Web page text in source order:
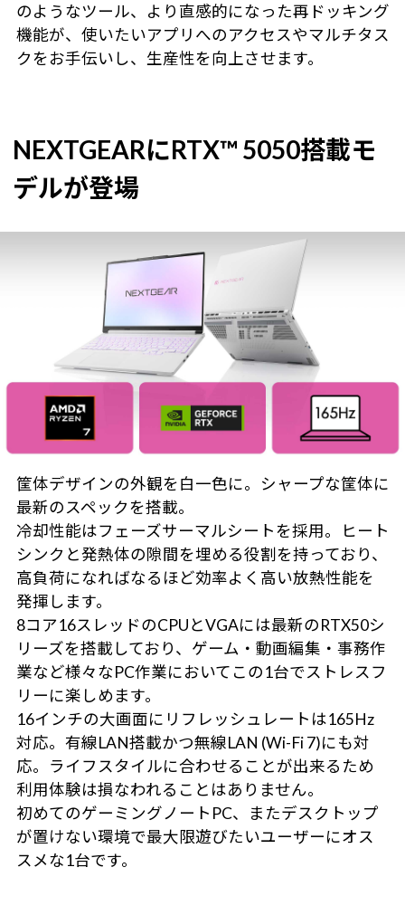
のようなツール、より直感的になった再ドッキング
機能が、使いたいアプリへのアクセスやマルチタス
クをお手伝いし、生産性を向上させます。
NEXTGEARにRTX™ 5050搭載モ
デルが登場
筐体デザインの外観を白一色に。シャープな筐体に
最新のスペックを搭載。
冷却性能はフェーズサーマルシートを採用。ヒート
シンクと発熱体の隙間を埋める役割を持っており、
高負荷になればなるほど効率よく高い放熱性能を
発揮します。
8コア16スレッドのCPUとVGAには最新のRTX50シ
リーズを搭載しており、ゲーム・動画編集・事務作
業など様々なPC作業においてこの1台でストレスフ
リーに楽しめます。
16インチの大画面にリフレッシュレートは165Hz
対応。有線LAN搭載かつ無線LAN (Wi-Fi 7)にも対
応。ライフスタイルに合わせることが出来るため
利用体験は損なわれることはありません。
初めてのゲーミングノートPC、またデスクトップ
が置けない環境で最大限遊びたいユーザーにオス
スメな1台です。